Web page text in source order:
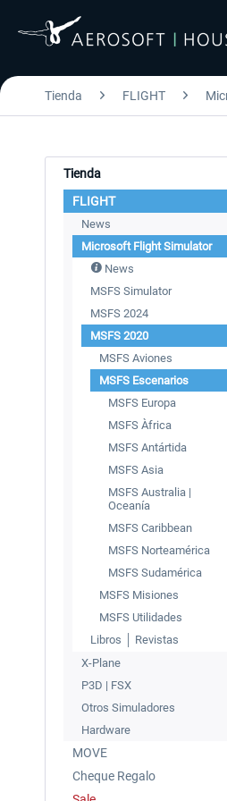
Tienda FLIGHT
Tienda
FLIGHT
News
Microsoft Flight Simulator
News
MSFS Simulator
MSFS 2024
MSFS 2020
MSFS Aviones
MSFS Escenarios
MSFS Europa
MSFS Àfrica
MSFS Antártida
MSFS Asia
MSFS Australia |
Oceanía
MSFS Caribbean
MSFS Norteamérica
MSFS Sudamérica
MSFS Misiones
MSFS Utilidades
Libros │ Revistas
X-Plane
P3D | FSX
Otros Simuladores
Hardware
MOVE
Cheque Regalo